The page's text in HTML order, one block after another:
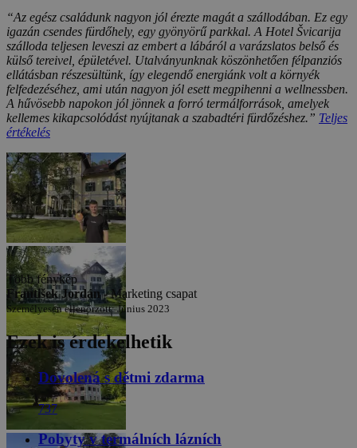
“Az egész családunk nagyon jól érezte magát a szállodában. Ez egy
igazán csendes fürdőhely, egy gyönyörű parkkal. A Hotel Švicarija
szálloda teljesen leveszi az embert a lábáról a varázslatos belső és
külső tereivel, épületével. Utalványunknak köszönhetően félpanziós
ellátásban részesültünk, így elegendő energiánk volt a környék
felfedezéséhez, ami után nagyon jól esett megpihenni a wellnessben.
A hűvösebb napokon jól jönnek a forró termálforrások, amelyek
kellemes kikapcsolódást nyújtanak a szabadtéri fürdőzéshez.” Teljes
értékelés
Több fénykép
František Jordán -Marketing csapat
Személyesen ellenőrzött: Június 2023
Ezek is érdekelhetik
Dovolená s dětmi zdarma
737
Pobyty v termálních lázních